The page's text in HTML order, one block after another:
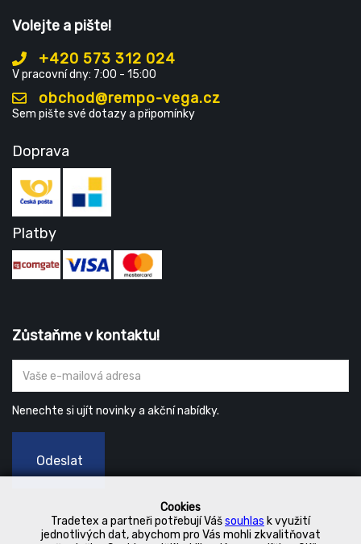
Cookies
Tradetex a partneři potřebují Vášsouhlas k využití
jednotlivých dat, abychom pro Vás mohli zkvalitňovat
Volejte a pište!
+420 573 312 024
V pracovní dny: 7:00 - 15:00
obchod@rempo-vega.cz
Sem pište své dotazy a připomínky
Doprava
Platby
Zůstaňme v kontaktu!
Nenechte si ujít novinky a akční nabídky.
Odeslat